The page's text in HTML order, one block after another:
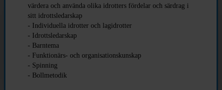
värdera och använda olika idrotters fördelar och särdrag i
sitt idrottsledarskap
- Individuella idrotter och lagidrotter
- Idrottsledarskap
- Barntema
- Funktionärs- och organisationskunskap
- Spinning
- Bollmetodik